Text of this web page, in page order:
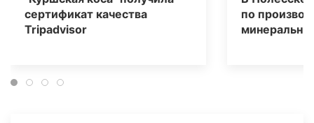
сертификат качества
Tripаdvisor
по